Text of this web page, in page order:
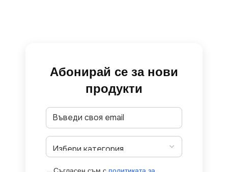
Абонирай се за нови
продукти
Съгласен съм с политиката за